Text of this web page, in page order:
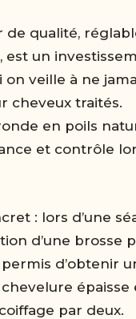
de qualité,
est un
on veille à ne
cheveux traités.
en poils
et contrôle
: lors d’une
d’une brosse
d’obtenir
épaisse
par deux.